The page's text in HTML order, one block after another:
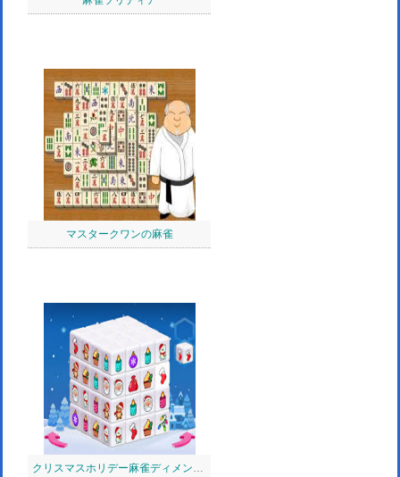
マスタークワンの麻雀
クリスマスホリデー麻雀ディメンション